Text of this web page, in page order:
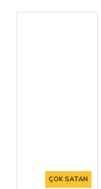
ÇOK SATAN